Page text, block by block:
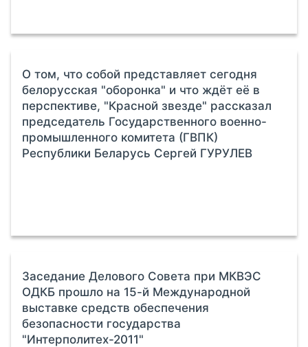
О том, что собой представляет сегодня
белорусская "оборонка" и что ждёт её в
перспективе, "Красной звезде" рассказал
председатель Государственного военно-
промышленного комитета (ГВПК)
Республики Беларусь Сергей ГУРУЛЕВ
Заседание Делового Совета при МКВЭС
ОДКБ прошло на 15-й Международной
выставке средств обеспечения
безопасности государства
"Интерполитех-2011"